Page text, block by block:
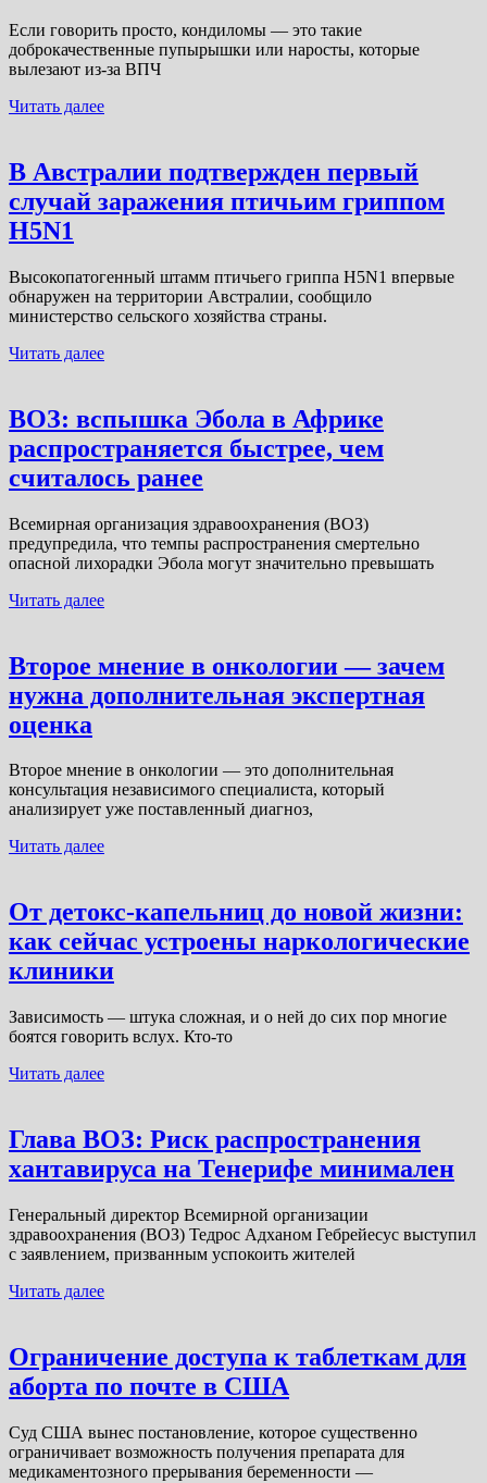
Если говорить просто, кондиломы — это такие
доброкачественные пупырышки или наросты, которые
вылезают из-за ВПЧ
Читать далее
В Австралии подтвержден первый
случай заражения птичьим гриппом
H5N1
Высокопатогенный штамм птичьего гриппа H5N1 впервые
обнаружен на территории Австралии, сообщило
министерство сельского хозяйства страны.
Читать далее
ВОЗ: вспышка Эбола в Африке
распространяется быстрее, чем
считалось ранее
Всемирная организация здравоохранения (ВОЗ)
предупредила, что темпы распространения смертельно
опасной лихорадки Эбола могут значительно превышать
Читать далее
Второе мнение в онкологии — зачем
нужна дополнительная экспертная
оценка
Второе мнение в онкологии — это дополнительная
консультация независимого специалиста, который
анализирует уже поставленный диагноз,
Читать далее
От детокс-капельниц до новой жизни:
как сейчас устроены наркологические
клиники
Зависимость — штука сложная, и о ней до сих пор многие
боятся говорить вслух. Кто-то
Читать далее
Глава ВОЗ: Риск распространения
хантавируса на Тенерифе минимален
Генеральный директор Всемирной организации
здравоохранения (ВОЗ) Тедрос Адханом Гебрейесус выступил
с заявлением, призванным успокоить жителей
Читать далее
Ограничение доступа к таблеткам для
аборта по почте в США
Суд США вынес постановление, которое существенно
ограничивает возможность получения препарата для
медикаментозного прерывания беременности —